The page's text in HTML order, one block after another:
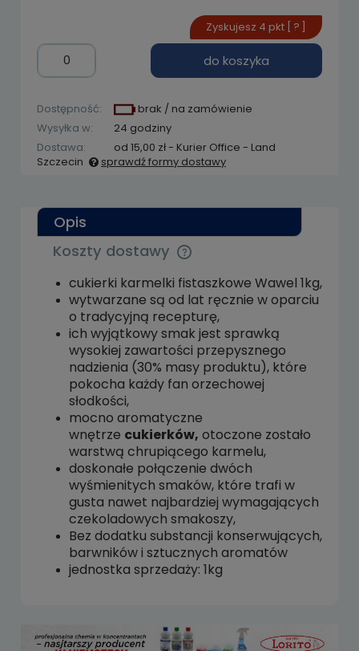
do koszyka
Zyskujesz 4 pkt [ ? ]
Dostępność:
brak / na zamówienie
Wysyłka w:
24 godziny
Dostawa:
od 15,00 zł- Kurier Office - Land
Szczecin
sprawdź formy dostawy
Opis
Koszty dostawy
Cena nie zawiera ewentualnych kosztów
płatności
cukierki karmelki fistaszkowe Wawel 1kg,
wytwarzane są od lat ręcznie w oparciu
o tradycyjną recepturę,
ich wyjątkowy smak jest sprawką
wysokiej zawartości przepysznego
nadzienia (30% masy produktu), które
pokocha każdy fan orzechowej
słodkości,
mocno aromatyczne
wnętrze cukierków, otoczone zostało
warstwą chrupiącego karmelu,
doskonałe połączenie dwóch
wyśmienitych smaków, które trafi w
gusta nawet najbardziej wymagających
czekoladowych smakoszy,
Bez dodatku substancji konserwujących,
barwników i sztucznych aromatów
jednostka sprzedaży: 1kg